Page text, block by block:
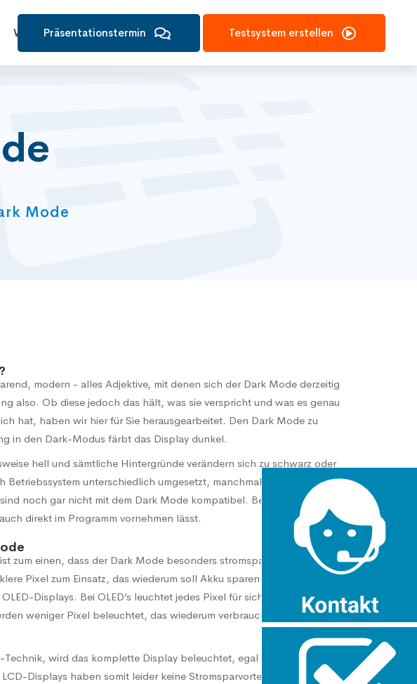
WissenPräsentationstermin Testsystem erstellen
Mode
modern - alles Adjektive, mit denen sich der Dark Mode derzeitig
also. Ob diese jedoch das hält, was sie verspricht und was es genau
hat, haben wir hier für Sie herausgearbeitet. Den Dark Mode zu
in den Dark-Modus färbt das Display dunkel.
hell und sämtliche Hintergründe verändern sich zu schwarz oder
Betriebssystem unterschiedlich umgesetzt, manchmal besser, manchmal
noch gar nicht mit dem Dark Mode kompatibel. Besonders praktisch
direkt im Programm vornehmen lässt.
zum einen, dass der Dark Mode besonders stromsparend ist. Durch die
Pixel zum Einsatz, das wiederum soll Akku sparen. Bei der Aussage ist
Displays. Bei OLED’s leuchtet jedes Pixel für sich selbst. Ist die
weniger Pixel beleuchtet, das wiederum verbraucht weniger Energie
wird das komplette Display beleuchtet, egal welche Farbe der
Displays haben somit leider keine Stromsparvorteile mit der